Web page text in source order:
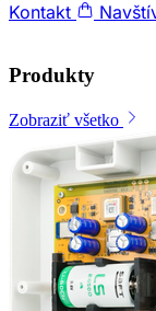
Kontakt
Produkty
Zobraziť všetko